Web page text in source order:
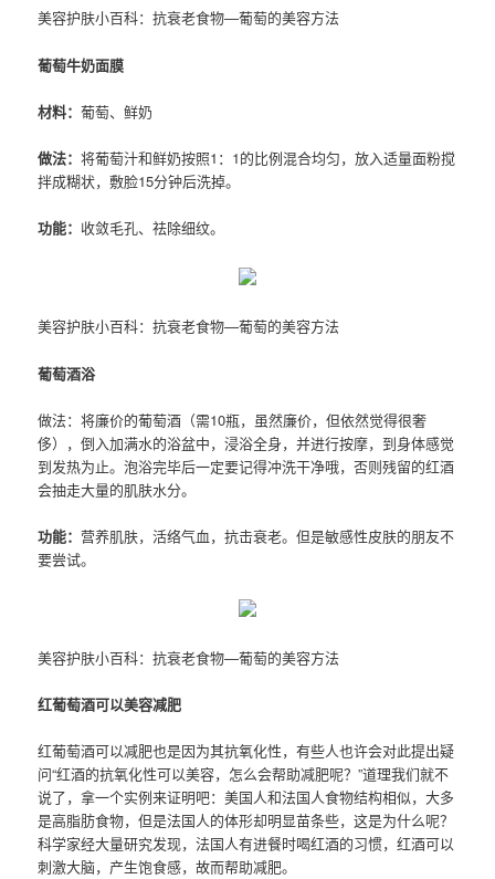
美容护肤小百科：抗衰老食物—葡萄的美容方法
葡萄牛奶面膜
材料：葡萄、鲜奶
做法：将葡萄汁和鲜奶按照1：1的比例混合均匀，放入适量面粉搅
拌成糊状，敷脸15分钟后洗掉。
功能： 收敛毛孔、祛除细纹。
美容护肤小百科：抗衰老食物—葡萄的美容方法
葡萄酒浴
做法：将廉价的葡萄酒（需10瓶，虽然廉价，但依然觉得很奢
侈），倒入加满水的浴盆中，浸浴全身，并进行按摩，到身体感觉
到发热为止。泡浴完毕后一定要记得冲洗干净哦，否则残留的红酒
会抽走大量的肌肤水分。
功能：营养肌肤，活络气血，抗击衰老。但是敏感性皮肤的朋友不
要尝试。
美容护肤小百科：抗衰老食物—葡萄的美容方法
红葡萄酒可以美容减肥
红葡萄酒可以减肥也是因为其抗氧化性，有些人也许会对此提出疑
问“红酒的抗氧化性可以美容，怎么会帮助减肥呢？”道理我们就不
说了，拿一个实例来证明吧：美国人和法国人食物结构相似，大多
是高脂肪食物，但是法国人的体形却明显苗条些，这是为什么呢？
科学家经大量研究发现，法国人有进餐时喝红酒的习惯，红酒可以
刺激大脑，产生饱食感，故而帮助减肥。